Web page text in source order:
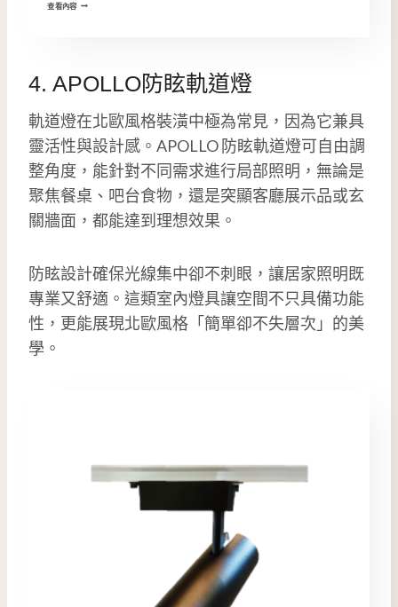
查看內容
4. APOLLO防眩軌道燈
軌道燈在北歐風格裝潢中極為常見，因為它兼具
靈活性與設計感。APOLLO 防眩軌道燈可自由調
整角度，能針對不同需求進行局部照明，無論是
聚焦餐桌、吧台食物，還是突顯客廳展示品或玄
關牆面，都能達到理想效果。
防眩設計確保光線集中卻不刺眼，讓居家照明既
專業又舒適。這類室內燈具讓空間不只具備功能
性，更能展現北歐風格「簡單卻不失層次」的美
學。